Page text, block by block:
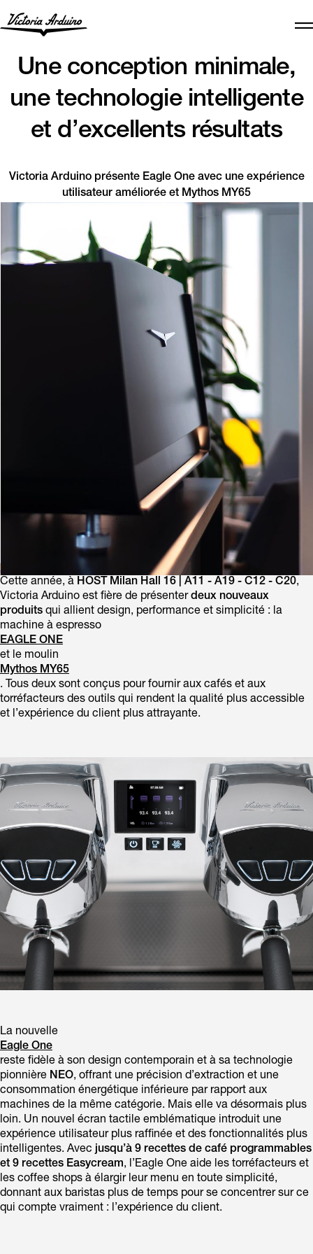
Une conception minimale,
une technologie intelligente
et d’excellents résultats
Victoria Arduino présente Eagle One avec une expérience
utilisateur améliorée et Mythos MY65
Cette année, à HOST Milan Hall 16 | A11 - A19 - C12 - C20,
Victoria Arduino est fière de présenterdeux nouveaux
produits qui allient design, performance et simplicité : la
machine à espresso
EAGLE ONE
et le moulin
Mythos MY65
. Tous deux sont conçus pour fournir aux cafés et aux
torréfacteurs des outils qui rendent la qualité plus accessible
et l’expérience du client plus attrayante.
La nouvelle
Eagle One
reste fidèle à son design contemporain et à sa technologie
pionnière NEO, offrant une précision d’extraction et une
consommation énergétique inférieure par rapport aux
machines de la même catégorie. Mais elle va désormais plus
loin. Un nouvel écran tactile emblématique introduit une
expérience utilisateur plus raffinée et des fonctionnalités plus
intelligentes. Avec
jusqu’à 9 recettes de café programmables
et 9 recettes Easycream, l’Eagle One aide les torréfacteurs et
les coffee shops à élargir leur menu en toute simplicité,
donnant aux baristas plus de temps pour se concentrer sur ce
qui compte vraiment : l’expérience du client.